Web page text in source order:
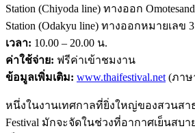
Station (Chiyoda line) ทางออก
Station (Odakyu line) ทางออกหมายเลข 3
เวลา: 10.00 – 20.00 น.
ค่าใช้จ่าย: ฟรีค่าเข้าชมงาน
ข้อมูลเพิ่มเติม: www.thaifestival.net (ภา
หนึ่งในงานเทศกาลที่ยิ่งใหญ่ของสวนสา
Festival มักจะจัดในช่วงที่อากาศเย็นสบ